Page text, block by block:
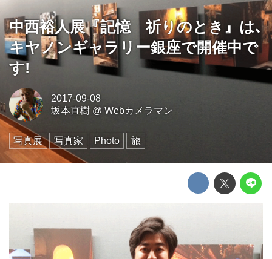
中西裕人展『記憶 祈りのとき』は､
キヤノンギャラリー銀座で開催中で
す!
2017-09-08
坂本直樹@ Webカメラマン
写真展 写真家 Photo 旅